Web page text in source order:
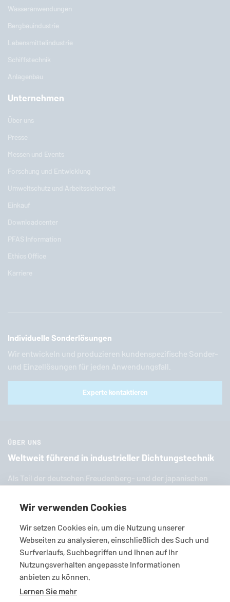
Wasseranwendungen
Bergbauindustrie
Lebensmittelindustrie
Schiffstechnik
Anlagenbau
Unternehmen
Über uns
Presse
Messen und Events
Forschung und Entwicklung
Umweltschutz und Arbeitssicherheit
Einkauf
Downloadcenter
PFAS Information
Ethics Office
Karriere
Individuelle Sonderlösungen
Wir entwickeln und produzieren kundenspezifische Sonder-
und Einzellösungen für jeden Anwendungsfall.
Experte kontaktieren
ÜBER UNS
Weltweit führend in industrieller Dichtungstechnik
Als Teil der deut­schen Freu­den­berg- und der ja­pa­ni­schen
Anbieter in­dus­tri­el­ler Dich­tungs­tech­nik. Wir bieten Ihnen
dual­lö­sun­gen und viel­fäl­ti­gen Services.
Wir verwenden Cookies
Wir setzen Cookies ein, um die Nutzung unserer
Webseiten zu analysieren, einschließlich des Such und
Surfverlaufs, Suchbegriffen und Ihnen auf Ihr
Nutzungsverhalten angepasste Informationen
anbieten zu können.
Lernen Sie mehr